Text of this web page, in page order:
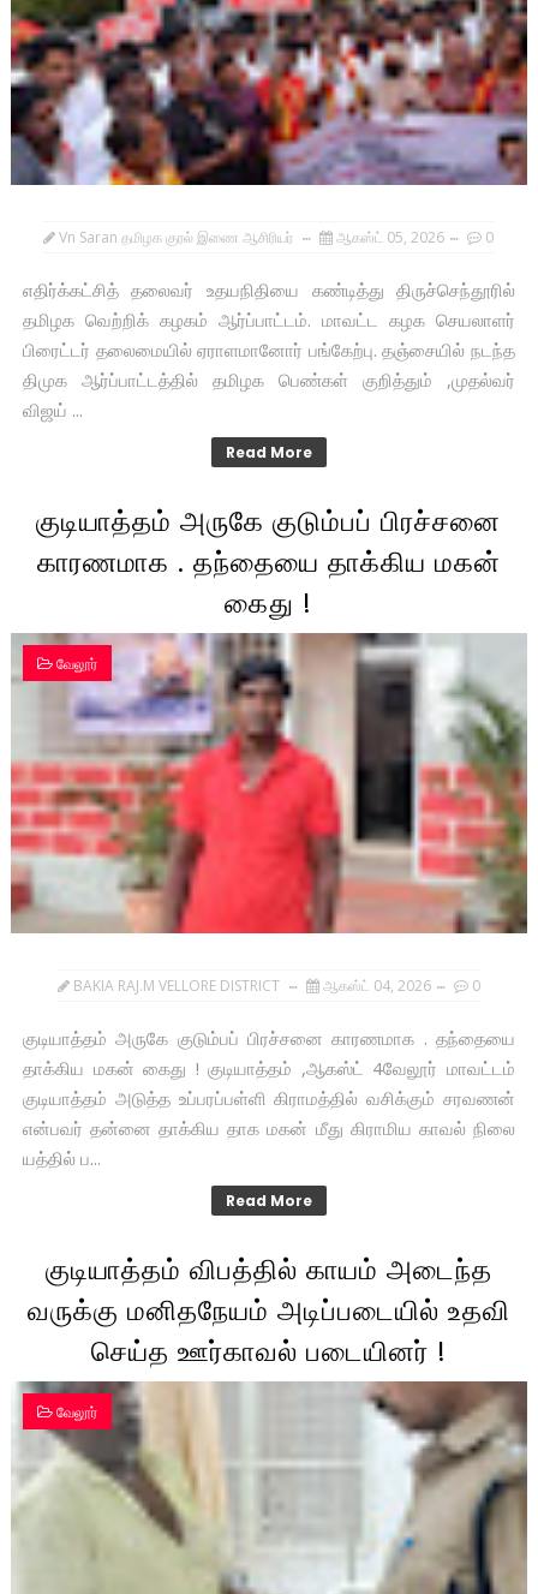
Vn Saran தமிழக குரல் இணை ஆசிரியர் ஆகஸ்ட் 05, 2026 0
எதிர்க்கட்சித் தலைவர் உதயநிதியை கண்டித்து திருச்செந்தூரில்
தமிழக வெற்றிக் கழகம் ஆர்ப்பாட்டம். மாவட்ட கழக செயலாளர்
பிரைட்டர் தலைமையில் ஏராளமானோர் பங்கேற்பு. தஞ்சையில் நடந்த
திமுக ஆர்ப்பாட்டத்தில் தமிழக பெண்கள் குறித்தும் ,முதல்வர்
விஜய் ...
Read More
குடியாத்தம் அருகே குடும்பப் பிரச்சனை
காரணமாக . தந்தையை தாக்கிய மகன்
கைது !
வேலூர்
BAKIA RAJ.M VELLORE DISTRICT ஆகஸ்ட் 04, 2026 0
குடியாத்தம் அருகே குடும்பப் பிரச்சனை காரணமாக . தந்தையை
தாக்கிய மகன் கைது ! குடியாத்தம் ,ஆகஸ்ட் 4வேலூர் மாவட்டம்
குடியாத்தம் அடுத்த உப்பரப்பள்ளி கிராமத்தில் வசிக்கும் சரவணன்
என்பவர் தன்னை தாக்கிய தாக மகன் மீது கிராமிய காவல் நிலை
யத்தில் ப...
Read More
குடியாத்தம் விபத்தில் காயம் அடைந்த
வருக்கு மனிதநேயம் அடிப்படையில் உதவி
செய்த ஊர்காவல் படையினர் !
வேலூர்